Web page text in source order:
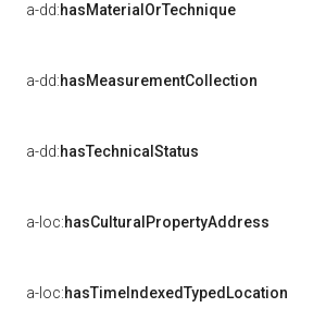
a-dd:hasMaterialOrTechnique
a-dd:hasMeasurementCollection
a-dd:hasTechnicalStatus
a-loc:hasCulturalPropertyAddress
a-loc:hasTimeIndexedTypedLocation